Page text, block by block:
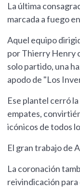
La última
marcada a fuego
Aquel equipo
por Thierry Henry
solo partido, una
apodo de "Los
Ese plantel cerró
empates,
icónicos de todos
El gran trabajo de
La coronación
reivindicación